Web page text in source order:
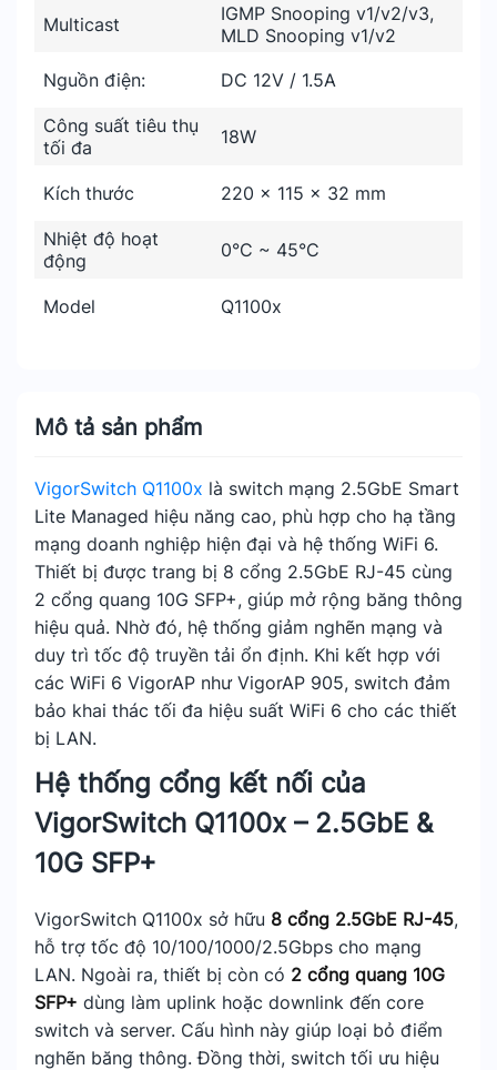
Mô tả sản phẩm
VigorSwitch Q1100x là switch mạng 2.5GbE Smart
Lite Managed hiệu năng cao, phù hợp cho hạ tầng
mạng doanh nghiệp hiện đại và hệ thống WiFi 6.
Thiết bị được trang bị 8 cổng 2.5GbE RJ-45 cùng
2 cổng quang 10G SFP+, giúp mở rộng băng thông
hiệu quả. Nhờ đó, hệ thống giảm nghẽn mạng và
duy trì tốc độ truyền tải ổn định. Khi kết hợp với
các WiFi 6 VigorAP như VigorAP 905, switch đảm
bảo khai thác tối đa hiệu suất WiFi 6 cho các thiết
bị LAN.
Hệ thống cổng kết nối của
VigorSwitch Q1100x – 2.5GbE &
10G SFP+
VigorSwitch Q1100x sở hữu 8 cổng 2.5GbE RJ-45,
hỗ trợ tốc độ 10/100/1000/2.5Gbps cho mạng
LAN. Ngoài ra, thiết bị còn có 2 cổng quang 10G
SFP+ dùng làm uplink hoặc downlink đến core
switch và server. Cấu hình này giúp loại bỏ điểm
nghẽn băng thông. Đồng thời, switch tối ưu hiệu
Multicast
IGMP Snooping v1/v2/v3,
MLD Snooping v1/v2
Nguồn điện:
DC 12V / 1.5A
Công suất tiêu thụ
tối đa
18W
Kích thước 220 × 115 × 32 mm
Nhiệt độ hoạt
động
0°C ~ 45°C
Model Q1100x